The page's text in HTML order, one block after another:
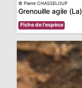
© Pierre CHASSELOUP
Grenouille agile (La)
Fiche de l'espèce